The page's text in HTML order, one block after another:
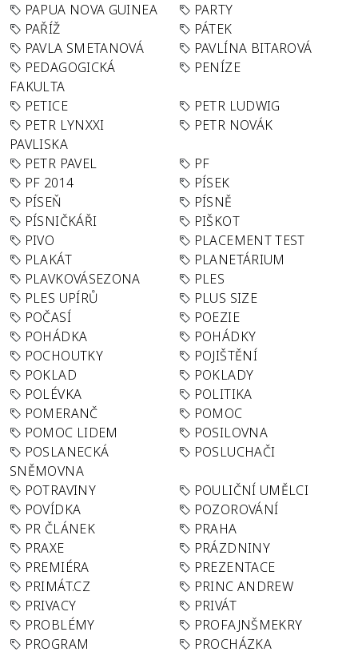
PAPUA NOVA GUINEA
PARTY
PAŘÍŽ
PÁTEK
PAVLA SMETANOVÁ
PAVLÍNA BITAROVÁ
PEDAGOGICKÁ
FAKULTA
PENÍZE
PETICE
PETR LUDWIG
PETR LYNXXI
PAVLISKA
PETR NOVÁK
PETR PAVEL
PF
PF 2014
PÍSEK
PÍSEŇ
PÍSNĚ
PÍSNIČKÁŘI
PIŠKOT
PIVO
PLACEMENT TEST
PLAKÁT
PLANETÁRIUM
PLAVKOVÁSEZONA
PLES
PLES UPÍRŮ
PLUS SIZE
POČASÍ
POEZIE
POHÁDKA
POHÁDKY
POCHOUTKY
POJIŠTĚNÍ
POKLAD
POKLADY
POLÉVKA
POLITIKA
POMERANČ
POMOC
POMOC LIDEM
POSILOVNA
POSLANECKÁ
SNĚMOVNA
POSLUCHAČI
POTRAVINY
POULIČNÍ UMĚLCI
POVÍDKA
POZOROVÁNÍ
PR ČLÁNEK
PRAHA
PRAXE
PRÁZDNINY
PREMIÉRA
PREZENTACE
PRIMÁT.CZ
PRINC ANDREW
PRIVACY
PRIVÁT
PROBLÉMY
PROFAJNŠMEKRY
PROGRAM
PROCHÁZKA